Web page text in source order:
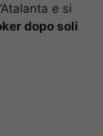
e si
dopo soli